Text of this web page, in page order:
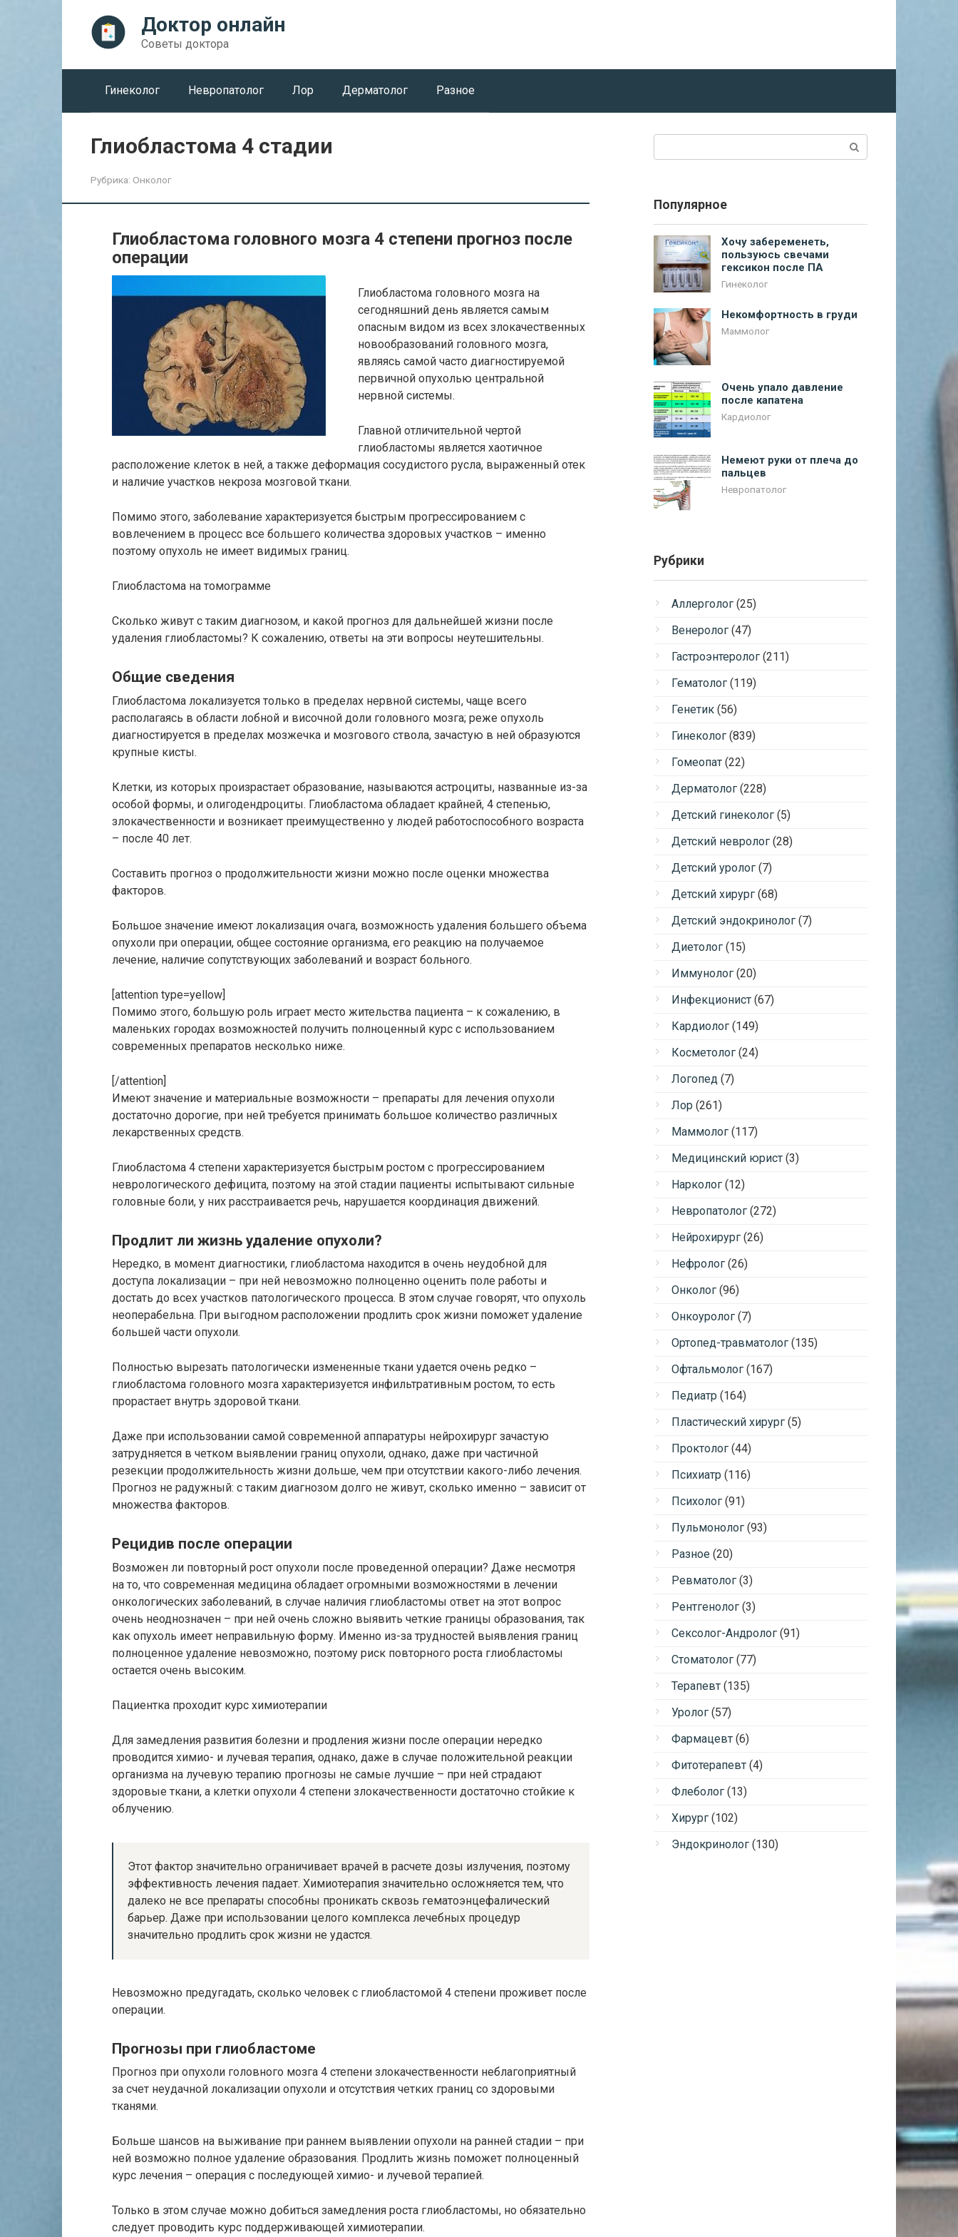
Доктор онлайн
Советы доктора
Гинеколог Невропатолог Лор Дерматолог Разное
Глиобластома 4 стадии
Рубрика: Онколог
Глиобластома головного мозга 4 степени прогноз после
операции
Глиобластома головного мозга на
сегодняшний день является самым
опасным видом из всех злокачественных
новообразований головного мозга,
являясь самой часто диагностируемой
первичной опухолью центральной
нервной системы.
Главной отличительной чертой
глиобластомы является хаотичное
расположение клеток в ней, а также деформация сосудистого русла, выраженный отек
и наличие участков некроза мозговой ткани.
Помимо этого, заболевание характеризуется быстрым прогрессированием с
вовлечением в процесс все большего количества здоровых участков – именно
поэтому опухоль не имеет видимых границ.
Глиобластома на томограмме
Сколько живут с таким диагнозом, и какой прогноз для дальнейшей жизни после
удаления глиобластомы? К сожалению, ответы на эти вопросы неутешительны.
Общие сведения
Глиобластома локализуется только в пределах нервной системы, чаще всего
располагаясь в области лобной и височной доли головного мозга; реже опухоль
диагностируется в пределах мозжечка и мозгового ствола, зачастую в ней образуются
крупные кисты.
Клетки, из которых произрастает образование, называются астроциты, названные из-за
особой формы, и олигодендроциты. Глиобластома обладает крайней, 4 степенью,
злокачественности и возникает преимущественно у людей работоспособного возраста
– после 40 лет.
Составить прогноз о продолжительности жизни можно после оценки множества
факторов.
Большое значение имеют локализация очага, возможность удаления большего объема
опухоли при операции, общее состояние организма, его реакцию на получаемое
лечение, наличие сопутствующих заболеваний и возраст больного.
[attention type=yellow]
Помимо этого, большую роль играет место жительства пациента – к сожалению, в
маленьких городах возможностей получить полноценный курс с использованием
современных препаратов несколько ниже.
[/attention]
Имеют значение и материальные возможности – препараты для лечения опухоли
достаточно дорогие, при ней требуется принимать большое количество различных
лекарственных средств.
Глиобластома 4 степени характеризуется быстрым ростом с прогрессированием
неврологического дефицита, поэтому на этой стадии пациенты испытывают сильные
головные боли, у них расстраивается речь, нарушается координация движений.
Продлит ли жизнь удаление опухоли?
Нередко, в момент диагностики, глиобластома находится в очень неудобной для
доступа локализации – при ней невозможно полноценно оценить поле работы и
достать до всех участков патологического процесса. В этом случае говорят, что опухоль
неоперабельна. При выгодном расположении продлить срок жизни поможет удаление
большей части опухоли.
Полностью вырезать патологически измененные ткани удается очень редко –
глиобластома головного мозга характеризуется инфильтративным ростом, то есть
прорастает внутрь здоровой ткани.
Даже при использовании самой современной аппаратуры нейрохирург зачастую
затрудняется в четком выявлении границ опухоли, однако, даже при частичной
резекции продолжительность жизни дольше, чем при отсутствии какого-либо лечения.
Прогноз не радужный: с таким диагнозом долго не живут, сколько именно – зависит от
множества факторов.
Рецидив после операции
Возможен ли повторный рост опухоли после проведенной операции? Даже несмотря
на то, что современная медицина обладает огромными возможностями в лечении
онкологических заболеваний, в случае наличия глиобластомы ответ на этот вопрос
очень неоднозначен – при ней очень сложно выявить четкие границы образования, так
как опухоль имеет неправильную форму. Именно из-за трудностей выявления границ
полноценное удаление невозможно, поэтому риск повторного роста глиобластомы
остается очень высоким.
Пациентка проходит курс химиотерапии
Для замедления развития болезни и продления жизни после операции нередко
проводится химио- и лучевая терапия, однако, даже в случае положительной реакции
организма на лучевую терапию прогнозы не самые лучшие – при ней страдают
здоровые ткани, а клетки опухоли 4 степени злокачественности достаточно стойкие к
облучению.
Этот фактор значительно ограничивает врачей в расчете дозы излучения, поэтому
эффективность лечения падает. Химиотерапия значительно осложняется тем, что
далеко не все препараты способны проникать сквозь гематоэнцефалический
барьер. Даже при использовании целого комплекса лечебных процедур
значительно продлить срок жизни не удастся.
Невозможно предугадать, сколько человек с глиобластомой 4 степени проживет после
операции.
Прогнозы при глиобластоме
Прогноз при опухоли головного мозга 4 степени злокачественности неблагоприятный
за счет неудачной локализации опухоли и отсутствия четких границ со здоровыми
тканями.
Больше шансов на выживание при раннем выявлении опухоли на ранней стадии – при
ней возможно полное удаление образования. Продлить жизнь поможет полноценный
курс лечения – операция с последующей химио- и лучевой терапией.
Только в этом случае можно добиться замедления роста глиобластомы, но обязательно
следует проводить курс поддерживающей химиотерапии.
Популярное
Хочу забеременеть,
пользуюсь свечами
гексикон после ПА
Гинеколог
Некомфортность в груди
Маммолог
Очень упало давление
после капатена
Кардиолог
Немеют руки от плеча до
пальцев
Невропатолог
Рубрики
Аллерголог (25)
Венеролог (47)
Гастроэнтеролог (211)
Гематолог (119)
Генетик (56)
Гинеколог (839)
Гомеопат (22)
Дерматолог (228)
Детский гинеколог (5)
Детский невролог (28)
Детский уролог (7)
Детский хирург (68)
Детский эндокринолог (7)
Диетолог (15)
Иммунолог (20)
Инфекционист (67)
Кардиолог (149)
Косметолог (24)
Логопед (7)
Лор (261)
Маммолог (117)
Медицинский юрист (3)
Нарколог (12)
Невропатолог (272)
Нейрохирург (26)
Нефролог (26)
Онколог (96)
Онкоуролог (7)
Ортопед-травматолог (135)
Офтальмолог (167)
Педиатр (164)
Пластический хирург (5)
Проктолог (44)
Психиатр (116)
Психолог (91)
Пульмонолог (93)
Разное (20)
Ревматолог (3)
Рентгенолог (3)
Сексолог-Андролог (91)
Стоматолог (77)
Терапевт (135)
Уролог (57)
Фармацевт (6)
Фитотерапевт (4)
Флеболог (13)
Хирург (102)
Эндокринолог (130)